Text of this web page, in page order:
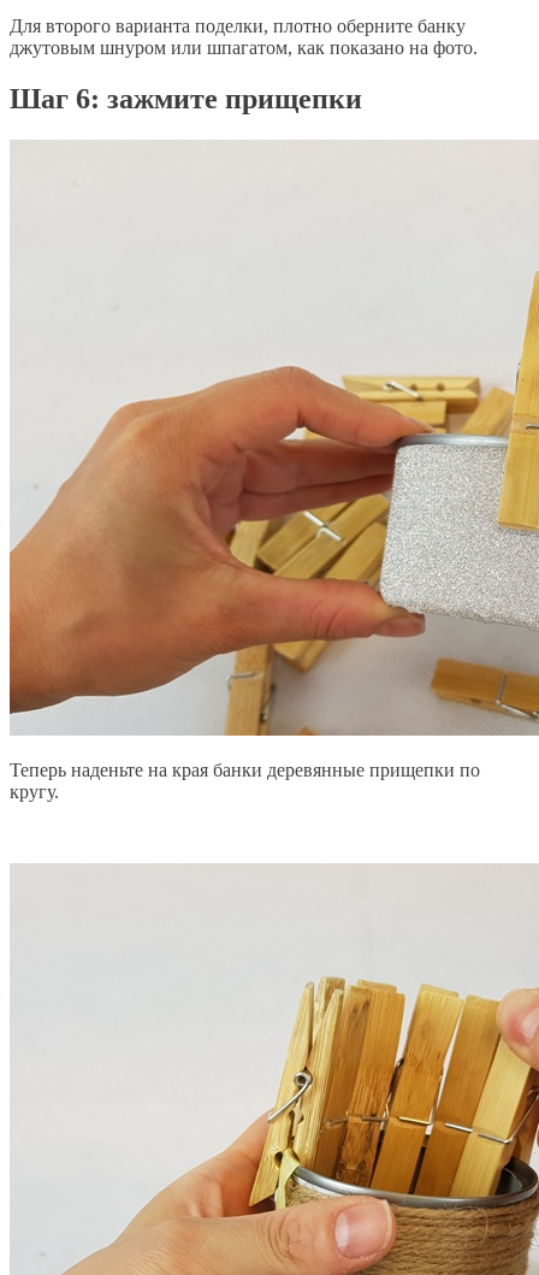
Для второго варианта поделки, плотно оберните банку
джутовым шнуром или шпагатом, как показано на фото.
​Шаг 6: зажмите прищепки
Теперь наденьте на края банки деревянные прищепки по
кругу.